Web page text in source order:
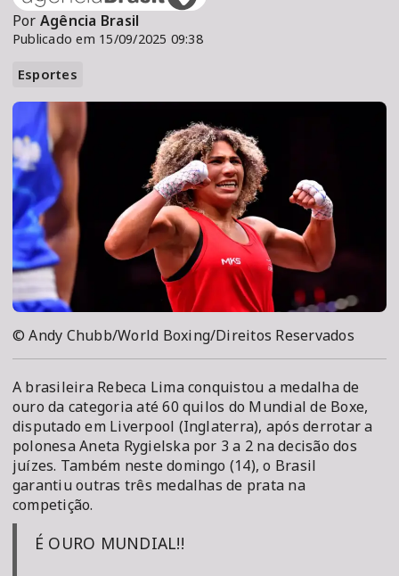
Por Agência Brasil
Publicado em 15/09/2025 09:38
Esportes
© Andy Chubb/World Boxing/Direitos Reservados
A brasileira Rebeca Lima conquistou a medalha de
ouro da categoria até 60 quilos do Mundial de Boxe,
disputado em Liverpool (Inglaterra), após derrotar a
polonesa Aneta Rygielska por 3 a 2 na decisão dos
juízes. Também neste domingo (14), o Brasil
garantiu outras três medalhas de prata na
competição.
É OURO MUNDIAL!!